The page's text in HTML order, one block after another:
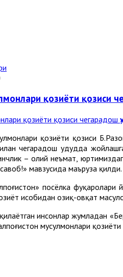
қозиёти қозиси
қозиёти қозиси
чегарадош ҳудудда
– олий неъмат,
мавзусида маъруза қилди.
посёлка фуқаролари
ҳисобидан озиқ-овқат
инсонлар жумладан
мусулмонлари